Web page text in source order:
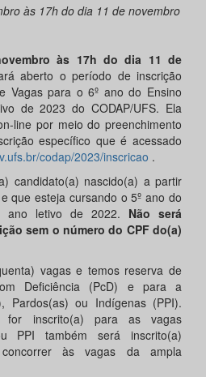
às 17h do dia 11 de novembro
às 17h do dia 11 de
aberto o período de inscrição
Vagas para o 6º ano do Ensino
de 2023 do CODAP/UFS. Ela
line por meio do preenchimento
específico que é acessado
codap/2023/inscricao .
candidato(a) nascido(a) a partir
que esteja cursando o 5º ano do
ano letivo de 2022. Não será
sem o número do CPF do(a)
vagas e temos reserva de
Deficiência (PcD) e para a
Pardos(as) ou Indígenas (PPI).
for inscrito(a) para as vagas
PPI também será inscrito(a)
concorrer às vagas da ampla